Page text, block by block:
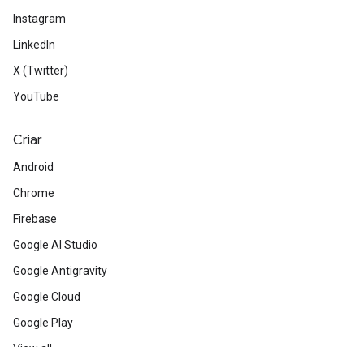
Instagram
LinkedIn
X (Twitter)
YouTube
Criar
Android
Chrome
Firebase
Google AI Studio
Google Antigravity
Google Cloud
Google Play